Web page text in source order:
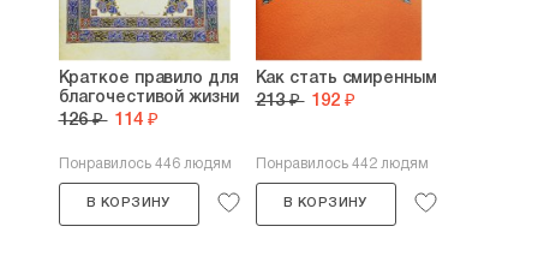
Краткое правило для
благочестивой жизни
126 ₽ 114 ₽
Понравилось 446 людям
В КОРЗИНУ
Как стать смиренным
213 ₽ 192 ₽
Понравилось 442 людям
В КОРЗИНУ